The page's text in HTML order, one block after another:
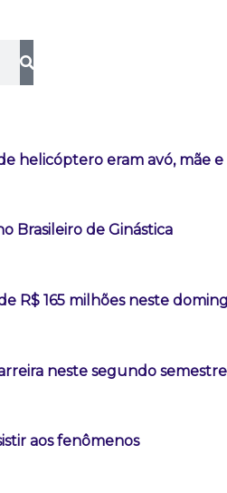
helicóptero eram avó, mãe
Brasileiro de Ginástica
R$ 165 milhões neste
neste segundo semestre
aos fenômenos